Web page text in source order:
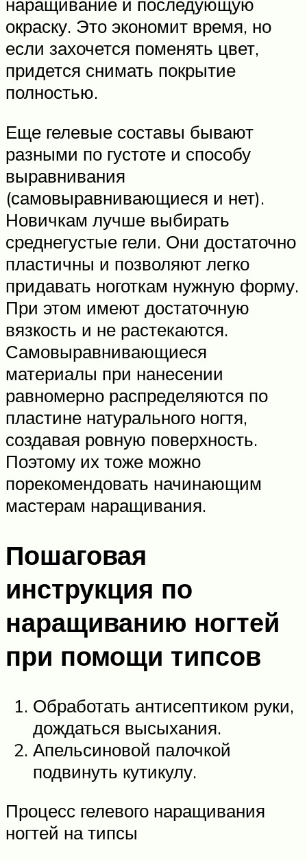
наращивание и последующую
окраску. Это экономит время, но
если захочется поменять цвет,
придется снимать покрытие
полностью.
Еще гелевые составы бывают
разными по густоте и способу
выравнивания
(самовыравнивающиеся и нет).
Новичкам лучше выбирать
среднегустые гели. Они достаточно
пластичны и позволяют легко
придавать ноготкам нужную форму.
При этом имеют достаточную
вязкость и не растекаются.
Самовыравнивающиеся
материалы при нанесении
равномерно распределяются по
пластине натурального ногтя,
создавая ровную поверхность.
Поэтому их тоже можно
порекомендовать начинающим
мастерам наращивания.
Пошаговая
инструкция по
наращиванию ногтей
при помощи типсов
Обработать антисептиком руки,
дождаться высыхания.
Апельсиновой палочкой
подвинуть кутикулу.
Процесс гелевого наращивания
ногтей на типсы